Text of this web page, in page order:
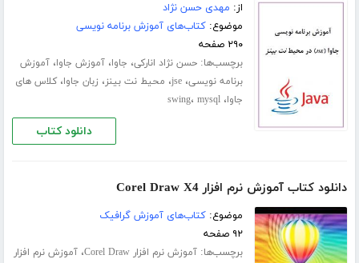
از: مهدی حسن نژاد
موضوع:کتاب‌های آموزش برنامه نویسی
۲۹۰ صفحه
برچسب‌ها:حسن نژاد انارکی، جاوا،آموزش جاوا،آموزش
برنامه نویسی،jse، محیط نت بینز، زبان جاوا،کلاس های
جاوا، swing، mysql
دانلود کتاب
دانلود کتاب آموزش نرم افزار Corel Draw X4
موضوع:کتاب‌های آموزش گرافیک
۹۲ صفحه
برچسب‌ها:آموزش نرم افزار Corel Draw ،آموزش نرم افزار